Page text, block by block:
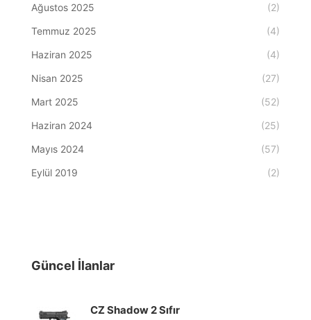
Ağustos 2025
(2)
Temmuz 2025
(4)
Haziran 2025
(4)
Nisan 2025
(27)
Mart 2025
(52)
Haziran 2024
(25)
Mayıs 2024
(57)
Eylül 2019
(2)
Güncel İlanlar
CZ Shadow 2 Sıfır